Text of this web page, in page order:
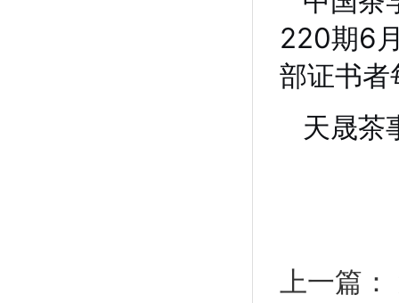
220期6
部证书
天晟茶
上一篇：